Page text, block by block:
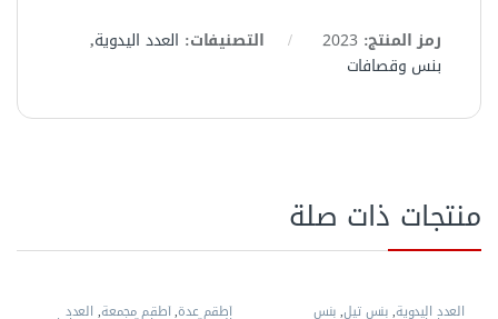
رمز المنتج: 2023 التصنيفات: العدد اليدوية,
بنس وقصافات
منتجات ذات صلة
العدد اليدوية,بنس تيل,بنس أطقم عدة,أطقم مجمعة, العدد